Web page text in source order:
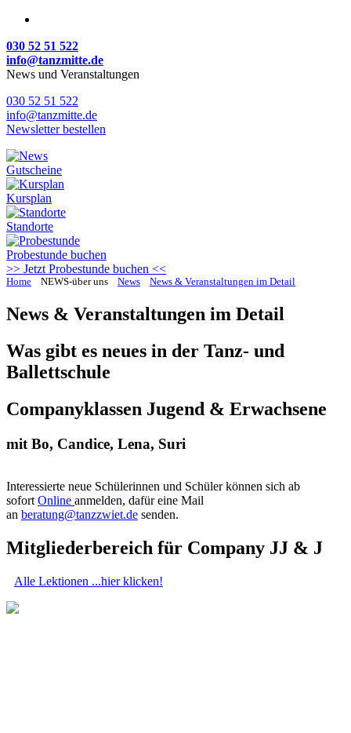
030 52 51 522
info@tanzmitte.de
News und Veranstaltungen
030 52 51 522
info@tanzmitte.de
Newsletter bestellen
Gutscheine
Kursplan
Standorte
Probestunde buchen
>> Jetzt Probestunde buchen <<
Home NEWS-über uns News News & Veranstaltungen im Detail
News & Veranstaltungen im Detail
Was gibt es neues in der Tanz- und
Ballettschule
Companyklassen Jugend & Erwachsene
mit Bo, Candice, Lena, Suri
Interessierte neue Schülerinnen und Schüler können sich ab
sofort Online anmelden, dafür eine Mail
an beratung@tanzzwiet.de senden.
Mitgliederbereich für Company JJ & J
Alle Lektionen ...hier klicken!